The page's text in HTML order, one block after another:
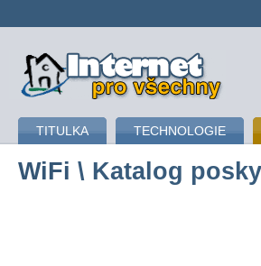
připojení k internetu
TITULKA TECHNOLOGIE
WiFi \ Katalog